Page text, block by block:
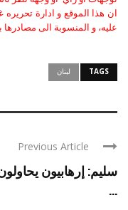
ان هذا الموقع و ادارة
عليه، و المنسوبة الى مصادرها
TAGS لبنان
Previous Article
سليم: إرهابيون
...